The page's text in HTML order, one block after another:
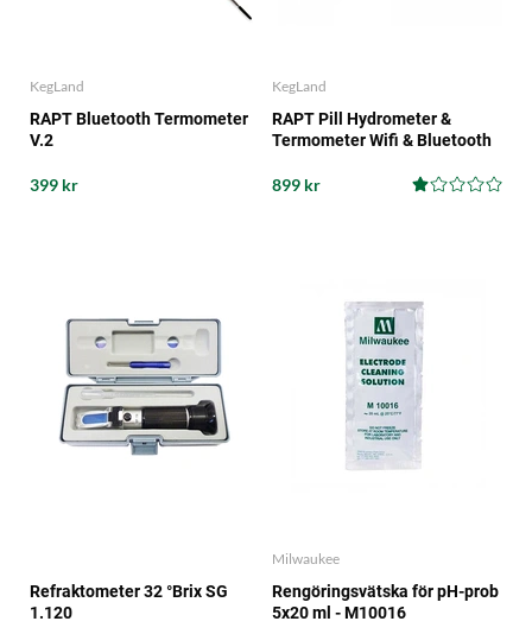
KegLand
RAPT Bluetooth Termometer
V.2
399 kr
KegLand
RAPT Pill Hydrometer &
Termometer Wifi & Bluetooth
899 kr
Refraktometer 32 °Brix SG
1.120
Milwaukee
Rengöringsvätska för pH-prob
5x20 ml - M10016